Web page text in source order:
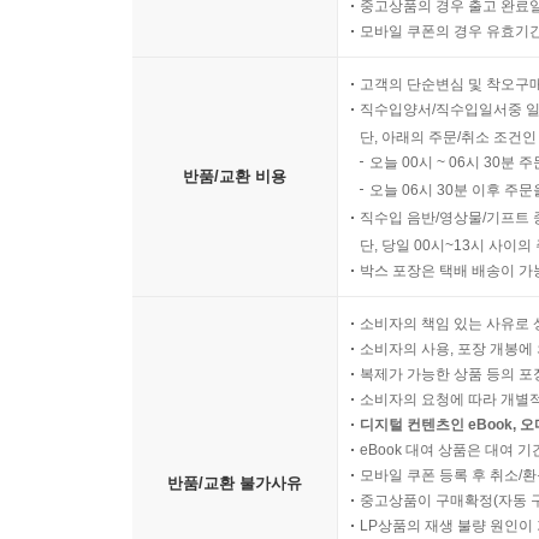
중고상품의 경우 출고 완료
모바일 쿠폰의 경우 유효기
반품/교환 비용
고객의 단순변심 및 착오구
직수입양서/직수입일서중
단, 아래의 주문/취소 조건
오늘 00시 ~ 06시 30분
오늘 06시 30분 이후 주
직수입 음반/영상물/기프트
단, 당일 00시~13시 사이의
박스 포장은 택배 배송이
반품/교환 불가사유
소비자의 책임 있는 사유로
소비자의 사용, 포장 개봉
복제가 가능한 상품 등의
소비자의 요청에 따라 개별
디지털 컨텐츠인 eBook,
eBook 대여 상품은 대여 기
모바일 쿠폰 등록 후 취소/
중고상품이 구매확정(자동
LP상품의 재생 불량 원인